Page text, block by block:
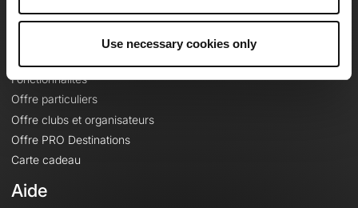
Use necessary cookies only
Fonctionnalités
Offre particuliers
Offre clubs et organisateurs
Offre PRO Destinations
Carte cadeau
Aide